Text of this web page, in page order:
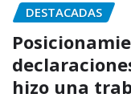
DESTACADAS
hizo una